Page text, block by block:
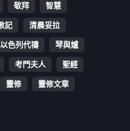
敬拜
智慧
記
清晨妥拉
色列代禱
琴與爐
考門夫人
聖經
靈修 靈修文章